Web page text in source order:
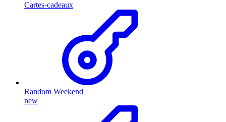
Cartes-cadeaux
Random Weekend
new